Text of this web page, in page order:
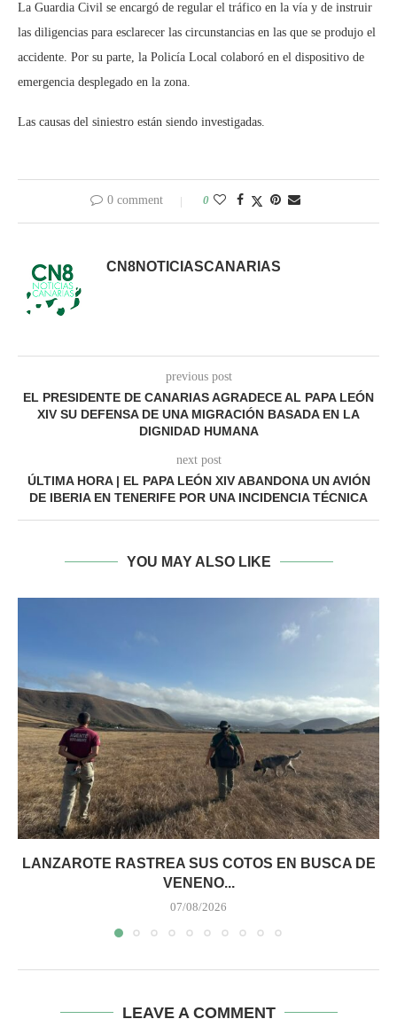
La Guardia Civil se encargó de regular el tráfico en la vía y de instruir
las diligencias para esclarecer las circunstancias en las que se produjo el
accidente. Por su parte, la Policía Local colaboró en el dispositivo de
emergencia desplegado en la zona.
Las causas del siniestro están siendo investigadas.
0 comment 0
CN8NOTICIASCANARIAS
previous post
EL PRESIDENTE DE CANARIAS AGRADECE AL PAPA LEÓN
XIV SU DEFENSA DE UNA MIGRACIÓN BASADA EN LA
DIGNIDAD HUMANA
next post
ÚLTIMA HORA | EL PAPA LEÓN XIV ABANDONA UN AVIÓN
DE IBERIA EN TENERIFE POR UNA INCIDENCIA TÉCNICA
YOU MAY ALSO LIKE
LANZAROTE RASTREA SUS COTOS EN BUSCA DE
VENENO...
07/08/2026
LEAVE A COMMENT